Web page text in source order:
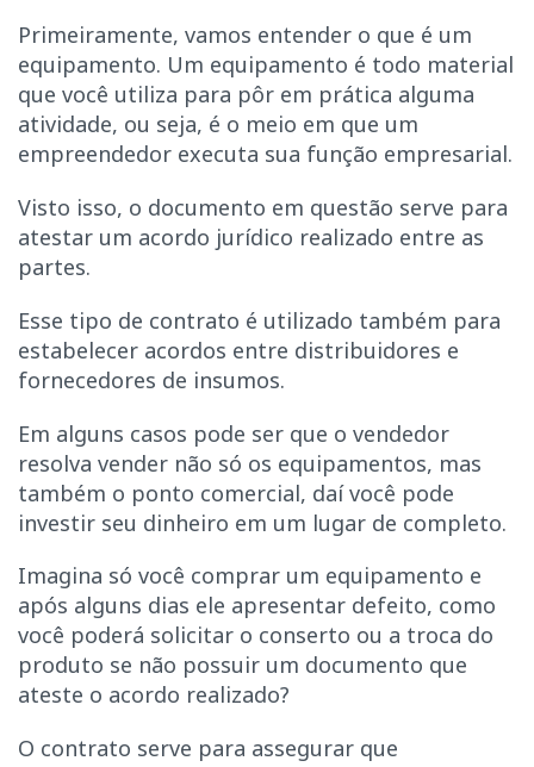
Primeiramente, vamos entender o que é um
equipamento. Um equipamento é todo material
que você utiliza para pôr em prática alguma
atividade, ou seja, é o meio em que um
empreendedor executa sua função empresarial.
Visto isso, o documento em questão serve para
atestar um acordo jurídico realizado entre as
partes.
Esse tipo de contrato é utilizado também para
estabelecer acordos entre distribuidores e
fornecedores de insumos.
Em alguns casos pode ser que o vendedor
resolva vender não só os equipamentos, mas
também o ponto comercial, daí você pode
investir seu dinheiro em um lugar de completo.
Imagina só você comprar um equipamento e
após alguns dias ele apresentar defeito, como
você poderá solicitar o conserto ou a troca do
produto se não possuir um documento que
ateste o acordo realizado?
O contrato serve para assegurar que